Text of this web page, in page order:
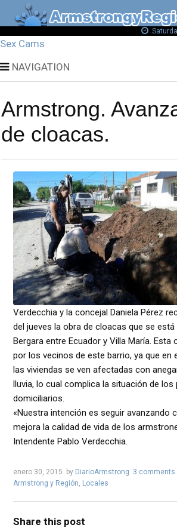
Sex Cams
NAVIGATION
Armstrong.
de cloacas.
Verdecchia y la concejal Daniela Pérez
del jueves la obra de cloacas que se
Bergara entre Ecuador y Villa María. Esta
por los vecinos de este barrio, ya que en
las viviendas se ven afectadas con
lluvia, lo cual complica la situación de
domiciliarios.
«Nuestra intención es seguir avanzando
mejora la calidad de vida de los
Intendente Pablo Verdecchia.
enero 30, 2015 by DiarioArmstrong 3 comments
Armstrong y Región, Locales
Share this post